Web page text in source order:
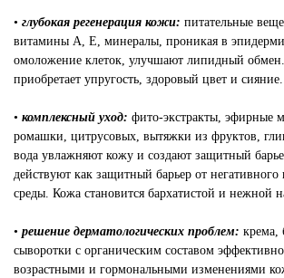
• глубокая регенерация кожи: питательные
витамины А, Е, минералы, проникая в
омоложение клеток, улучшают липидный обмен.
приобретает упругость, здоровый цвет и сияние.
• комплексный уход: фито-экстракты, эфирные
ромашки, цитрусовых, вытяжки из фруктов,
вода увлажняют кожу и создают защитный
действуют как защитный барьер от
среды. Кожа становится бархатистой и нежной
• решение дерматологических проблем: крема,
сыворотки с органическим составом
возрастными и гормональными изменениями